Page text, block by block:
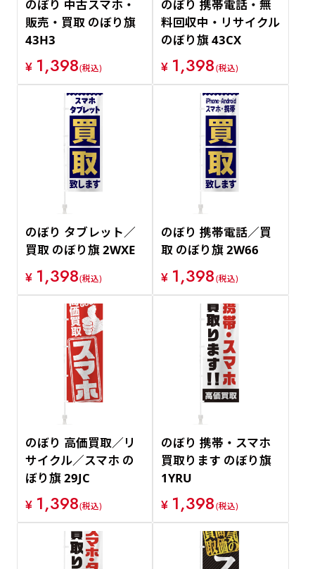
のぼり 中古スマホ・
販売・買取 のぼり旗
43H3
¥ 1,398(税込)
のぼり 携帯電話・無
料回収中・リサイクル
のぼり旗 43CX
¥ 1,398(税込)
のぼり タブレット／
買取 のぼり旗 2WXE
¥ 1,398(税込)
のぼり 携帯電話／買
取 のぼり旗 2W66
¥ 1,398(税込)
のぼり 高価買取／リ
サイクル／スマホ の
ぼり旗 29JC
¥ 1,398(税込)
のぼり 携帯・スマホ
買取ります のぼり旗
1YRU
¥ 1,398(税込)